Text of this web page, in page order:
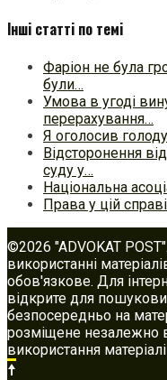
Інші статті по темі
Фаріон не була
були…
Умова в угоді
перерахування…
Я оголосив
Відсторонення
суду у…
Національна
Права у цій
©2026 "ADVOKAT
використанні
обов'язкове. Для
відкрите для
безпосередньо на
розміщене незалежно
використання